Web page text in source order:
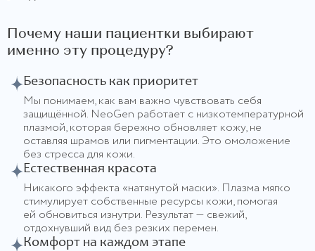
Почему наши пациентки выбирают
именно эту процедуру?
Безопасность как приоритет
Мы понимаем, как вам важно чувствовать себя
защищённой. NeoGen работает с низкотемпературной
плазмой, которая бережно обновляет кожу, не
оставляя шрамов или пигментации. Это омоложение
без стресса для кожи.
Естественная красота
Никакого эффекта «натянутой маски». Плазма мягко
стимулирует собственные ресурсы кожи, помогая
ей обновиться изнутри. Результат — свежий,
отдохнувший вид без резких перемен.
Комфорт на каждом этапе